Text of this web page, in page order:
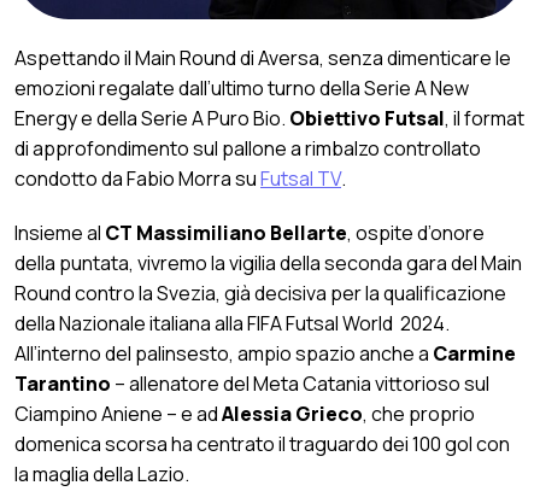
Aspettando il Main Round di Aversa, senza dimenticare le
emozioni regalate dall’ultimo turno della Serie A New
Energy e della Serie A Puro Bio. Obiettivo Futsal, il format
di approfondimento sul pallone a rimbalzo controllato
condotto da Fabio Morra suFutsal TV.
Insieme al CT Massimiliano Bellarte, ospite d’onore
della puntata, vivremo la vigilia della seconda gara del Main
Round contro la Svezia, già decisiva per la qualificazione
della Nazionale italiana alla FIFA Futsal World 2024.
All’interno del palinsesto, ampio spazio anche a Carmine
Tarantino – allenatore del Meta Catania vittorioso sul
Ciampino Aniene – e adAlessia Grieco, che proprio
domenica scorsa ha centrato il traguardo dei 100 gol con
la maglia della Lazio.